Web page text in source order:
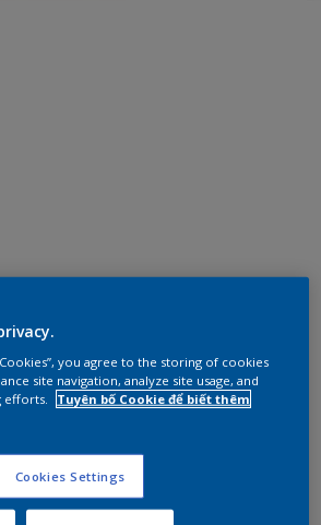
you agree to the storing of cookies
site navigation, analyze site usage, and
efforts.
Tuyên bố Cookie để biết thêm
Cookies Settings